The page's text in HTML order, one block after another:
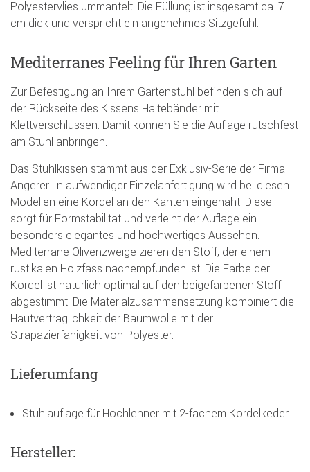
Polyestervlies ummantelt. Die Füllung ist insgesamt ca. 7
cm dick und verspricht ein angenehmes Sitzgefühl.
Mediterranes Feeling für Ihren Garten
Zur Befestigung an Ihrem Gartenstuhl befinden sich auf
der Rückseite des Kissens Haltebänder mit
Klettverschlüssen. Damit können Sie die Auflage rutschfest
am Stuhl anbringen.
Das Stuhlkissen stammt aus der Exklusiv-Serie der Firma
Angerer. In aufwendiger Einzelanfertigung wird bei diesen
Modellen eine Kordel an den Kanten eingenäht. Diese
sorgt für Formstabilität und verleiht der Auflage ein
besonders elegantes und hochwertiges Aussehen.
Mediterrane Olivenzweige zieren den Stoff, der einem
rustikalen Holzfass nachempfunden ist. Die Farbe der
Kordel ist natürlich optimal auf den beigefarbenen Stoff
abgestimmt. Die Materialzusammensetzung kombiniert die
Hautverträglichkeit der Baumwolle mit der
Strapazierfähigkeit von Polyester.
Lieferumfang
Stuhlauflage für Hochlehner mit 2-fachem Kordelkeder
Hersteller: